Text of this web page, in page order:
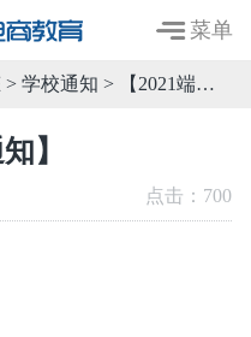
菜单
> 学校通知 > 【2021端午节放假通知】
】
点击： 700